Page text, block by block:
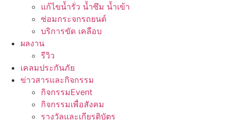
แก้ไขน้ำรั่ว น้ำซึม น้ำเข้า
ซ่อมกระจกรถยนต์
บริการขัด เคลือบ
ผลงาน
รีวิว
เคลมประกันภัย
ข่าวสารและกิจกรรม
กิจกรรมEvent
กิจกรรมเพื่อสังคม
รางวัลและเกียรติบัตร